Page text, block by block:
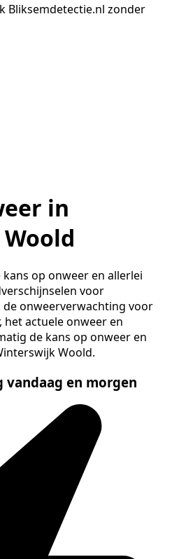
Bliksemdetectie.nl zonder
in
op onweer en allerlei
voor
onweerverwachting voor
het actuele onweer en
de kans op onweer en
Woold.
en morgen